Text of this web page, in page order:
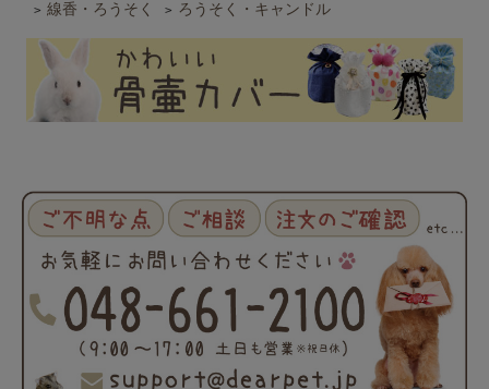
> 線香・ろうそく > ろうそく・キャンドル